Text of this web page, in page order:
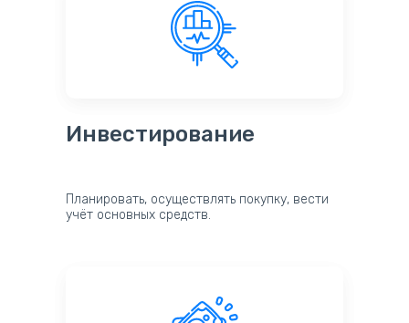
Инвестирование
Планировать, осуществлять покупку, вести
учёт основных средств.